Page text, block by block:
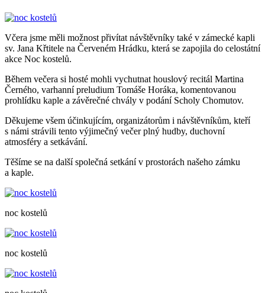
Včera jsme měli možnost přivítat návštěvníky také v zámecké kapli
sv. Jana Křtitele na Červeném Hrádku, která se zapojila do celostátní
akce Noc kostelů.
Během večera si hosté mohli vychutnat houslový recitál Martina
Černého, varhanní preludium Tomáše Horáka, komentovanou
prohlídku kaple a závěrečné chvály v podání Scholy Chomutov.
Děkujeme všem účinkujícím, organizátorům i návštěvníkům, kteří
s námi strávili tento výjimečný večer plný hudby, duchovní
atmosféry a setkávání.
Těšíme se na další společná setkání v prostorách našeho zámku
a kaple.
noc kostelů
noc kostelů